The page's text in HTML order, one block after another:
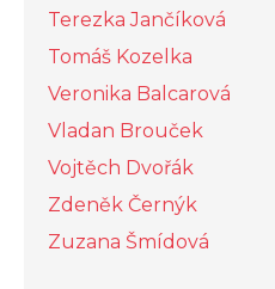
Terezka Jančíková
Tomáš Kozelka
Veronika Balcarová
Vladan Brouček
Vojtěch Dvořák
Zdeněk Černýk
Zuzana Šmídová